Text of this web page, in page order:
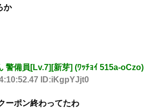
か
警備員[Lv.7][新芽] (ﾜｯﾁｮｲ 515a-oCzo)
ID:iKgpYJjt0
ーポン終わってたわ